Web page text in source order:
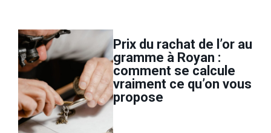
Prix du rachat de l’or au
gramme à Royan :
comment se calcule
vraiment ce qu’on vous
propose